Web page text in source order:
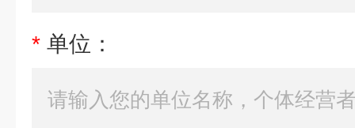
* 单位：